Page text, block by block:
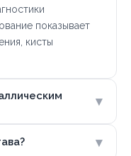
показывает
кисты
▾
▾